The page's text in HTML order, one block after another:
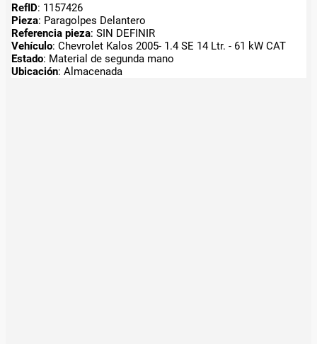
RefID: 1157426
Pieza: Paragolpes Delantero
Referencia pieza: SIN DEFINIR
Vehículo: Chevrolet Kalos 2005- 1.4 SE 14 Ltr. - 61 kW CAT
Estado: Material de segunda mano
Ubicación: Almacenada